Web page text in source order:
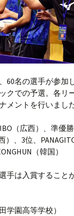
60名の選手が参加
クでの予選。各リ
メントを行いました
（広西）、準優
）、3位、
（韓国）
手は入賞すること
園高等学校）